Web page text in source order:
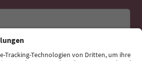
Iscriviti alla newsletter